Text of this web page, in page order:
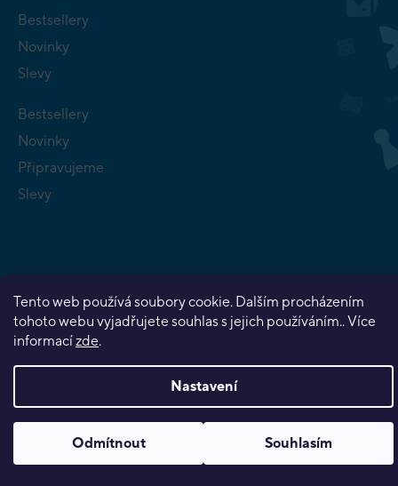
Tento web používá soubory cookie. Dalším procházením
tohoto webu vyjadřujete souhlas s jejich používáním.. Více
informacízde.
Nastavení
Odmítnout Souhlasím
Bestsellery
Novinky
Slevy
Bestsellery
Novinky
Připravujeme
Slevy
Vytvořil Shoptet Premium
Copyright 2026 Planeta her. Všechna práva vyhrazena.